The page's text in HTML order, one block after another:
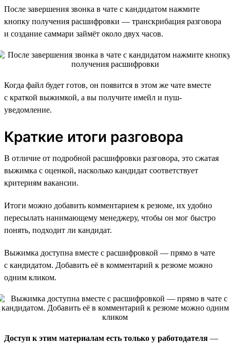
После завершения звонка в чате с кандидатом нажмите
кнопку получения расшифровки — транскрибация разговора
и создание саммари займёт около двух часов.
Когда файл будет готов, он появится в этом же чате вместе
с краткой выжимкой, а вы получите имейл и пуш-
уведомление.
Краткие итоги разговора
В отличие от подробной расшифровки разговора, это сжатая
выжимка с оценкой, насколько кандидат соответствует
критериям вакансии.
Итоги можно добавить комментарием к резюме, их удобно
пересылать нанимающему менеджеру, чтобы он мог быстро
понять, подходит ли кандидат.
Выжимка доступна вместе с расшифровкой — прямо в чате
с кандидатом. Добавить её в комментарий к резюме можно
одним кликом.
Доступ к этим материалам есть только у работодателя —